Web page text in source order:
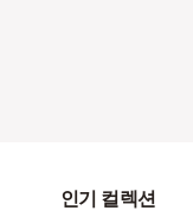
인기 컬렉션